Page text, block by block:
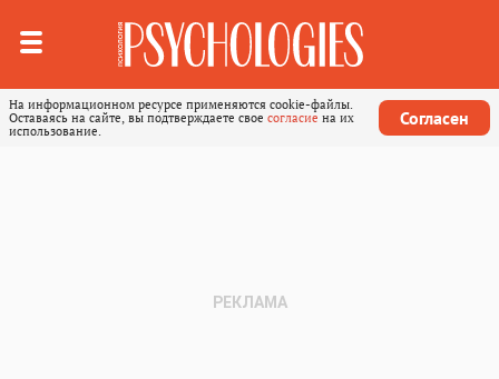
На информационном ресурсе применяются cookie-файлы.
Оставаясь на сайте, вы подтверждаете свое согласие на их
использование.
Согласен